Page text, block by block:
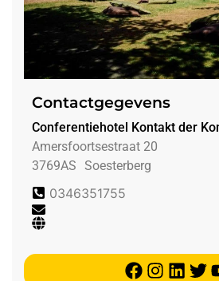
Contactgegevens
Conferentiehotel Kontakt der
Amersfoortsestraat 20
3769AS Soesterberg
0346351755